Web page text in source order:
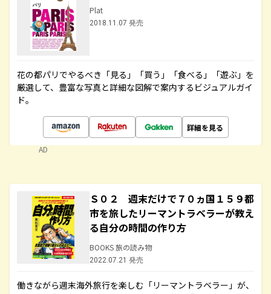
Plat
2018.11.07 発売
花の都パリでやるべき「見る」「買う」「食べる」「遊ぶ」を
厳選して、豊富な写真と詳細な図解で案内するビジュアルガイ
ド。
詳細を見る
AD
Ｓ０２ 週末だけで７０ヵ国１５９都
市を旅したリーマントラベラーが教え
る自分の時間の作り方
BOOKS 旅の読み物
2022.07.21 発売
働きながら週末海外旅行を楽しむ「リーマントラベラー」が、